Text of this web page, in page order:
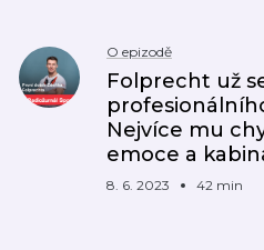
O epizodě
Folprecht už
Nejvíce mu
emoce a
8. 6. 2023 42 min